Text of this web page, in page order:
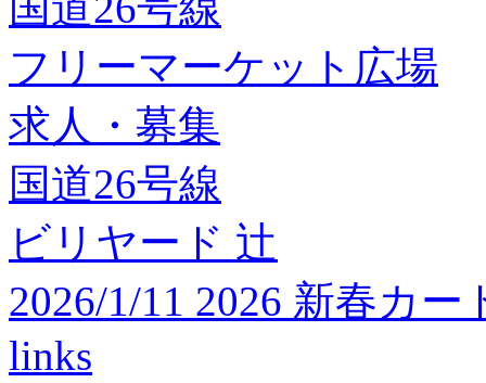
フリーマーケット広場
求人・募集
国道26号線
ビリヤード 辻
2026/1/11 2026 新春カ
links